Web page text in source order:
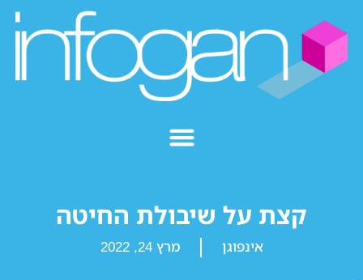
קצת על שיבולת החיטה
אינפוגן מרץ 24, 2022